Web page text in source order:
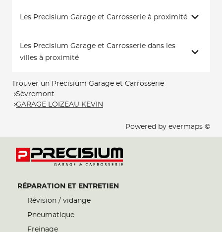
Les Precisium Garage et Carrosserie à proximité
Les Precisium Garage et Carrosserie dans les
villes à proximité
Trouver un Precisium Garage et Carrosserie
Sèvremont
GARAGE LOIZEAU KEVIN
Powered by evermaps ©
RÉPARATION ET ENTRETIEN
Révision / vidange
Pneumatique
Freinage